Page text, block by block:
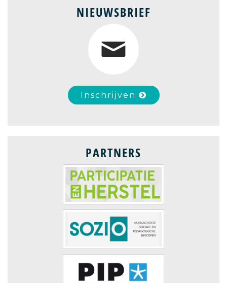
NIEUWSBRIEF
Inschrijven
PARTNERS